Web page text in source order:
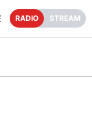
RADIO STREAM